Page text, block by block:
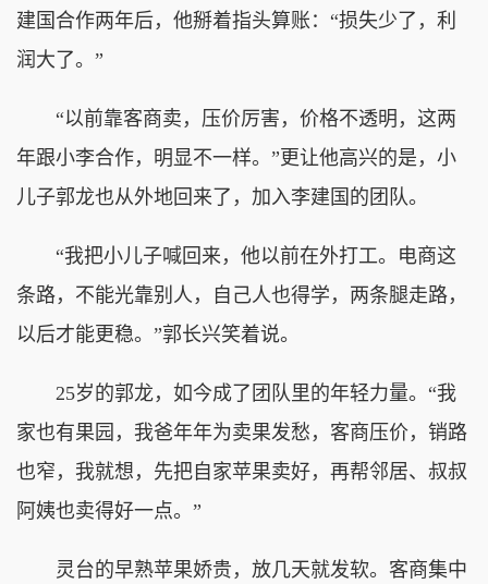
建国合作两年后，他掰着指头算账：“损失少了，利
润大了。”
“以前靠客商卖，压价厉害，价格不透明，这两
年跟小李合作，明显不一样。”更让他高兴的是，小
儿子郭龙也从外地回来了，加入李建国的团队。
“我把小儿子喊回来，他以前在外打工。电商这
条路，不能光靠别人，自己人也得学，两条腿走路，
以后才能更稳。”郭长兴笑着说。
25岁的郭龙，如今成了团队里的年轻力量。“我
家也有果园，我爸年年为卖果发愁，客商压价，销路
也窄，我就想，先把自家苹果卖好，再帮邻居、叔叔
阿姨也卖得好一点。”
灵台的早熟苹果娇贵，放几天就发软。客商集中